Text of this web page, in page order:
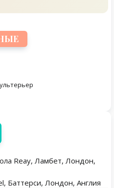
Reay, Ламбет, Лондон,
Баттерси, Лондон, Англия